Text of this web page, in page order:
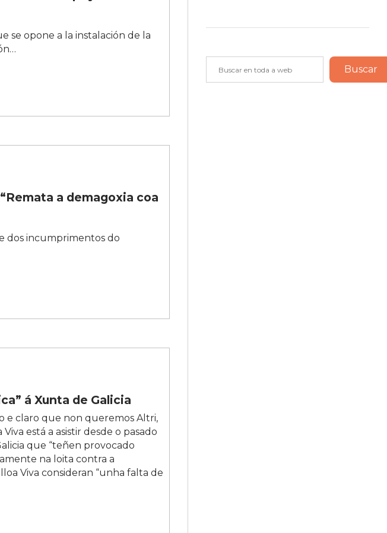
se opone a la instalación de la
a demagoxia coa
dos incumprimentos do
á Xunta de Galicia
e claro que non queremos Altri,
está a asistir desde o pasado
que “teñen provocado
na loita contra a
Viva consideran “unha falta de
Buscar